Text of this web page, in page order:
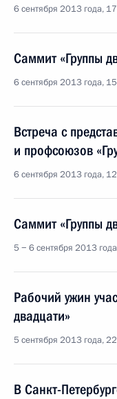
6 сентября 2013 года,
Саммит «Группы
6 сентября 2013 года,
Встреча с
и профсоюзов
6 сентября 2013 года,
Саммит «Группы
5 − 6 сентября 2013 года
Рабочий ужин
двадцати»
5 сентября 2013 года,
В Санкт-